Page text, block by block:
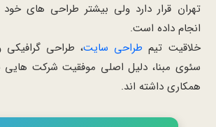
تهران قرار دارد ولی بیشتر طراحی های
انجام داده است.
خلاقیت تیم طراحی سایت، طراحی گرافیکی
سئوی مبنا، دلیل اصلی موفقیت شرکت هایی
همکاری داشته اند.